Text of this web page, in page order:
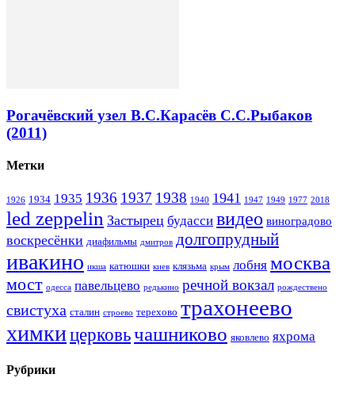
Рогачёвский узел В.С.Карасёв С.С.Рыбаков
(2011)
Метки
1926 1934 1935 1936 1937 1938 1940 1941 1947 1949 1977 2018
led zeppelin Застырец будасси видео виноградово
воскресёнки диафильмы дмитров долгопрудный
ивакино икша катюшки киев клязьма крым лобня москва
мост одесса павельцево редькино речной вокзал рождествено
свистуха сталин строево терехово трахонеево
химкицерковьчашниково яковлево яхрома
Рубрики